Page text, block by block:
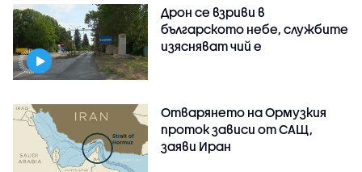
Дрон се взриви в
българското небе, службите
изясняват чий е
Отварянето на Ормузкия
проток зависи от САЩ,
заяви Иран